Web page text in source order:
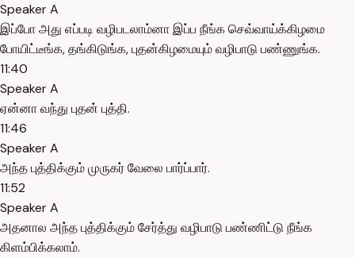
Speaker A
இப்போ அது எப்படி வழிபடலாம்னா இப்ப நீங்க செவ்வாய்க்கிழமை
போயிட்டீங்க, தங்கிடுங்க, புதன்கிழமையும் வழிபாடு பண்ணுங்க.
11:40
Speaker A
ஏன்னா வந்து புதன் புத்தி.
11:46
Speaker A
அந்த புத்திக்கும் முருகர் வேலை பார்ப்பார்.
11:52
Speaker A
அதனால அந்த புத்திக்கும் சேர்த்து வழிபாடு பண்ணிட்டு நீங்க
கிளம்பிக்கலாம்.